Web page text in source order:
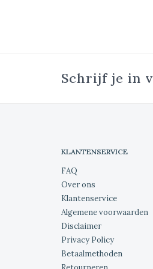
Schrijf je in
KLANTENSERVICE
FAQ
Over ons
Klantenservice
Algemene voorwaarden
Disclaimer
Privacy Policy
Betaalmethoden